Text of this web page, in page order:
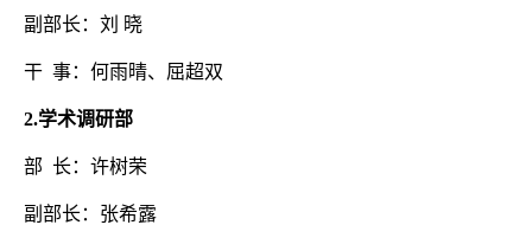
副部长：刘 晓
干 事：何雨晴、屈超双
2.学术调研部
部 长：许树荣
副部长：张希露